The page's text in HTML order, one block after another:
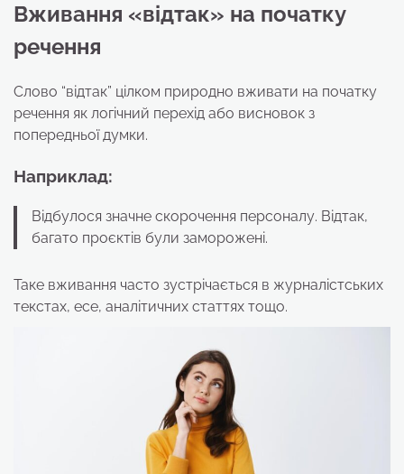
Вживання «відтак» на початку
речення
Слово “відтак” цілком природно вживати на початку
речення як логічний перехід або висновок з
попередньої думки.
Наприклад:
Відбулося значне скорочення персоналу. Відтак,
багато проєктів були заморожені.
Таке вживання часто зустрічається в журналістських
текстах, есе, аналітичних статтях тощо.